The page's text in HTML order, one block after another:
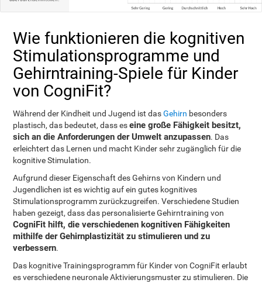
Wie funktionieren die kognitiven
Stimulationsprogramme und
Gehirntraining-Spiele für Kinder
von CogniFit?
Während der Kindheit und Jugend ist dasGehirn besonders
plastisch, das bedeutet, dass eseine große Fähigkeit besitzt,
sich an die Anforderungen der Umwelt anzupassen. Das
erleichtert das Lernen und macht Kinder sehr zugänglich für die
kognitive Stimulation.
Aufgrund dieser Eigenschaft des Gehirns von Kindern und
Jugendlichen ist es wichtig auf ein gutes kognitives
Stimulationsprogramm zurückzugreifen. Verschiedene Studien
haben gezeigt, dass das personalisierte Gehirntraining von
CogniFit hilft, die verschiedenen kognitiven Fähigkeiten
mithilfe der Gehirnplastizität zu stimulieren und zu
verbessern.
Das kognitive Trainingsprogramm für Kinder von CogniFit erlaubt
es verschiedene neuronale Aktivierungsmuster zu stimulieren. Die